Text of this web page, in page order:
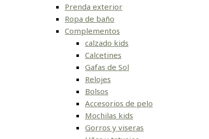
Prenda exterior
Ropa de baño
Complementos
calzado kids
Calcetines
Gafas de Sol
Relojes
Bolsos
Accesorios de pelo
Mochilas kids
Gorros y viseras